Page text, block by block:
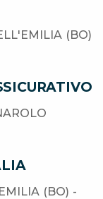
(BO)
(BO) -